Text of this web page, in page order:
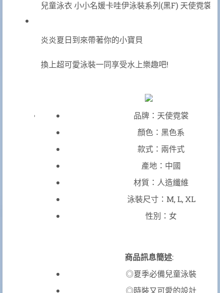
兒童泳衣 小小名媛卡哇伊泳裝系列(黑F) 天使霓裳
炎炎夏日到來帶著你的小寶貝
換上超可愛泳裝一同享受水上樂趣吧!
品牌：天使霓裳
顏色：黑色系
款式：兩件式
產地：中國
材質：人造纖維
泳裝尺寸：M, L, XL
性別：女
商品訊息簡述:
◎夏季必備兒童泳裝
◎時裝又可愛的設計